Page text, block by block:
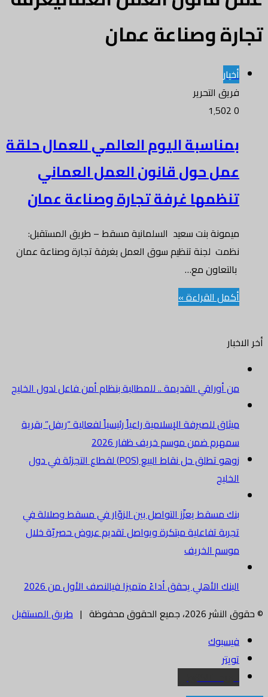
تجارة وصناعة عمان
أخبار
فريق التحرير
0
بمناسبة اليوم العالمي للعمال حلقة
عمل حول قانون العمل العماني
تنظمها غرفة تجارة وصناعة عمان
ميمونة بنت سعيد السلمانية مسقط – طريق المستقبل:
نظمت لجنة تنظيم سوق العمل بغرفة تجارة وصناعة عمان
بالتعاون مع…
أكمل القراءة »
أخر الاخبار
من أوراقي القديمة .. للمطالبة بنظام أمن فاعل لدول الخليج
ميثاق للصيرفة الإسلامية راعياً رئيسياً لفعالية “ريفل” بقرية
سمهرم ضمن موسم خريف ظفار 2026
زوهو تطلق حل نقاط البيع (POS) لقطاع التجزئة في دول
الخليج
بنك مسقط يعزّز التواصل بين الزوّار في مسقط وصلالة في
تجربة تفاعلية مبتكرة ويواصل تقديم عروض حصريّة خلال
موسم الخريف
البنك الأهلي يحقق أداءً متميزا فيالنصف الأول من 2026
© حقوق النشر 2026، جميع الحقوق محفوظة |
طريق المستقبل
فيسبوك
تويتر
البريد الالكتروني